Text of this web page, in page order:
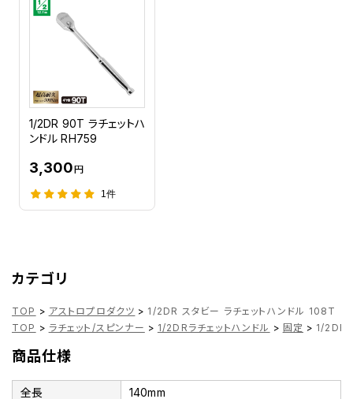
1/2DR 90T ラチェットハ
ンドル RH759
3,300円
1件
カテゴリ
TOP > アストロプロダクツ > 1/2DR スタビー ラチェットハンドル 108T
TOP > ラチェット/スピンナー > 1/2DRラチェットハンドル > 固定 > 1/2DR
商品仕様
全長 140mm